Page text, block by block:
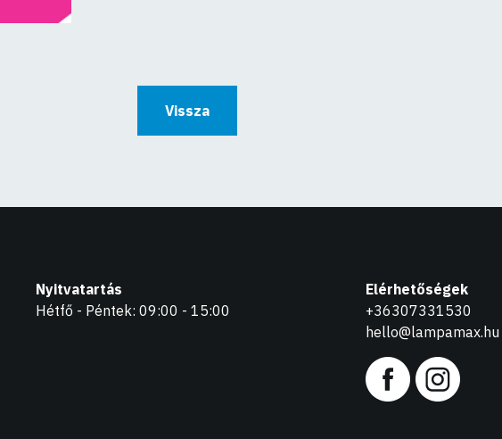
Vissza
Nyitvatartás
Hétfő - Péntek: 09:00 - 15:00
Elérhetőségek
+36307331530
hello@lampamax.hu